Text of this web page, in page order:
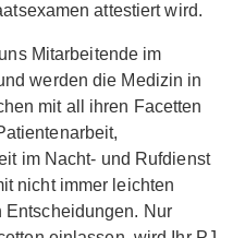
attestiert wird.
Mitarbeitende im
werden die Medizin in
mit all ihren Facetten
im Nacht- und Rufdienst
nicht immer leichten
Entscheidungen. Nur